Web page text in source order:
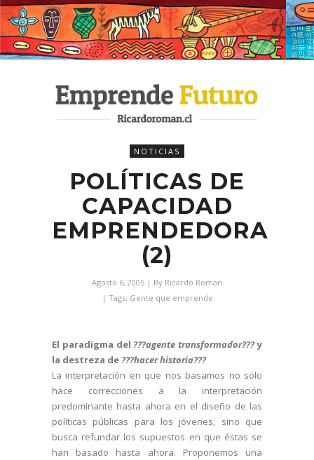
NOTICIAS
POLÍTICAS DE
CAPACIDAD
EMPRENDEDORA
(2)
Agosto 6, 2005 | By Ricardo Roman
| Tags: Gente que emprende
El paradigma del ???agente transformador???y
la destreza de ???hacer historia???
La interpretación en que nos basamos no sólo
hace correcciones a la interpretación
predominante hasta ahora en el diseño de las
políticas públicas para los jóvenes, sino que
busca refundar los supuestos en que éstas se
han basado hasta ahora. Proponemos una